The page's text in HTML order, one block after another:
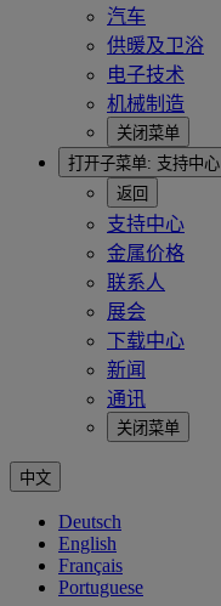
汽车
供暖及卫浴
电子技术
机械制造
关闭菜单
打开子菜单: 支持中心
返回
支持中心
金属价格
联系人
展会
下载中心
新闻
通讯
关闭菜单
中文
Deutsch
English
Français
Portuguese